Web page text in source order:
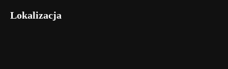
Lokalizacja